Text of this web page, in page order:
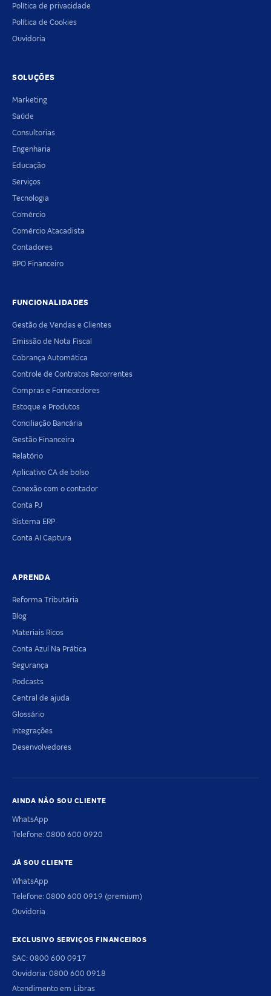
Política de privacidade
Política de Cookies
Ouvidoria
SOLUÇÕES
Marketing
Saúde
Consultorias
Engenharia
Educação
Serviços
Tecnologia
Comércio
Comércio Atacadista
Contadores
BPO Financeiro
FUNCIONALIDADES
Gestão de Vendas e Clientes
Emissão de Nota Fiscal
Cobrança Automática
Controle de Contratos Recorrentes
Compras e Fornecedores
Estoque e Produtos
Conciliação Bancária
Gestão Financeira
Relatório
Aplicativo CA de bolso
Conexão com o contador
Conta PJ
Sistema ERP
Conta AI Captura
APRENDA
Reforma Tributária
Blog
Materiais Ricos
Conta Azul Na Prática
Segurança
Podcasts
Central de ajuda
Glossário
Integrações
Desenvolvedores
AINDA NÃO SOU CLIENTE
WhatsApp
Telefone: 0800 600 0920
JÁ SOU CLIENTE
WhatsApp
Telefone: 0800 600 0919 (premium)
Ouvidoria
EXCLUSIVO SERVIÇOS FINANCEIROS
SAC: 0800 600 0917
Ouvidoria: 0800 600 0918
Atendimento em Libras